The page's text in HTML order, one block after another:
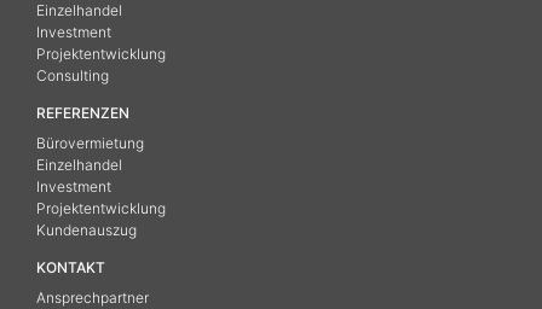
Einzelhandel
Investment
Projektentwicklung
Consulting
REFERENZEN
Bürovermietung
Einzelhandel
Investment
Projektentwicklung
Kundenauszug
KONTAKT
Ansprechpartner